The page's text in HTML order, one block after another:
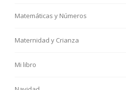
Matemáticas y Números
Maternidad y Crianza
Mi libro